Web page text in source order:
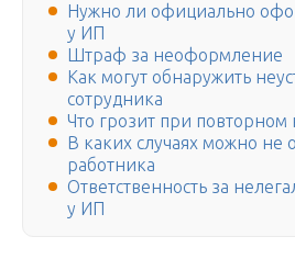
Нужно ли официально
у ИП
Штраф за неоформление
Как могут обнаружить
сотрудника
Что грозит при
В каких случаях можно не
работника
Ответственность за
у ИП